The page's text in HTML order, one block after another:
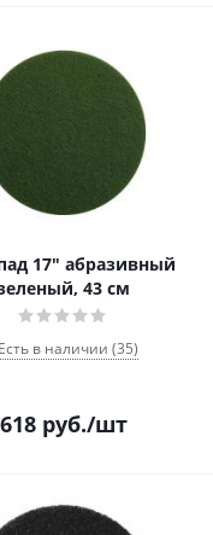
17" абразивный
43 см
Есть в наличии (35)
618руб./шт